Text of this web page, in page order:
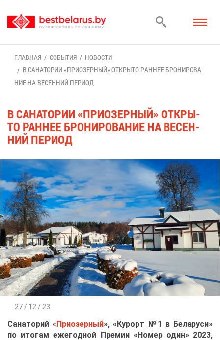
ГЛАВ­НАЯ СО­БЫ­ТИЯ
НО­ВО­СТИ
В СА­НА­ТО­РИИ «ПРИ­ОЗЕР­НЫЙ» ОТ­КРЫ­ТО РАН­НЕЕ БРО­НИ­РО­ВА­
НИЕ НА ВЕ­СЕН­НИЙ ПЕ­РИ­ОД
В СА­НА­ТО­РИИ «ПРИ­ОЗЕР­НЫЙ» ОТ­КРЫ­
ТО РАН­НЕЕ БРО­НИ­РО­ВА­НИЕ НА ВЕ­СЕН­
НИЙ ПЕ­РИ­ОД
27 / 12 / 23
Са­на­то­рий «При­озер­ный», «Ку­рорт №1 в Бе­ла­ру­си»
по ито­гам еже­год­ной Пре­мии «Но­мер один» 2023,